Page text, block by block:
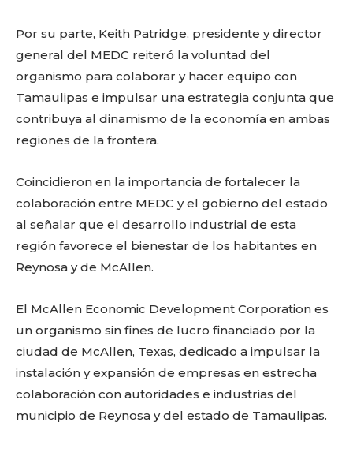
Facebook
Twitter
Email
WhatsApp
CopyGmail
Telegram
Por su parte, Keith Patridge, presidente y director
general del MEDC reiteró la voluntad del
organismo para colaborar y hacer equipo con
Tamaulipas e impulsar una estrategia conjunta que
contribuya al dinamismo de la economía en ambas
regiones de la frontera.
Coincidieron en la importancia de fortalecer la
colaboración entre MEDC y el gobierno del estado
al señalar que el desarrollo industrial de esta
región favorece el bienestar de los habitantes en
Reynosa y de McAllen.
El McAllen Economic Development Corporation es
un organismo sin fines de lucro financiado por la
ciudad de McAllen, Texas, dedicado a impulsar la
instalación y expansión de empresas en estrecha
colaboración con autoridades e industrias del
municipio de Reynosa y del estado de Tamaulipas.